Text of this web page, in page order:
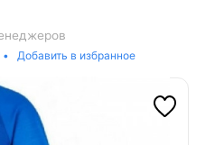
• Добавить в избранное